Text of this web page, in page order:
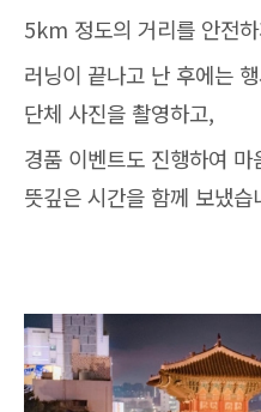
5km 정도의 거리를 안전
러닝이 끝나고 난 후에는
단체 사진을 촬영하고,
경품 이벤트도 진행하여
뜻깊은 시간을 함께 보냈